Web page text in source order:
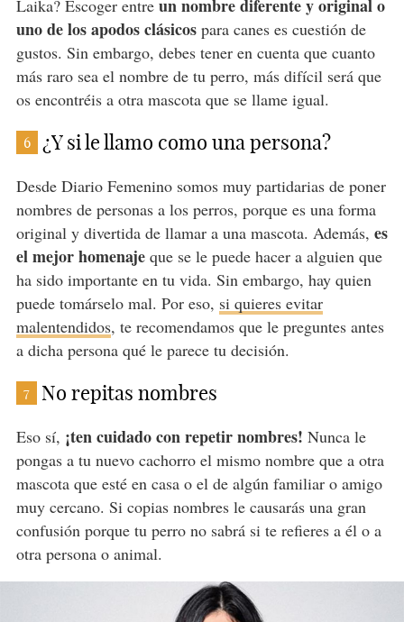
Laika? Escoger entreun nombre diferente y original o
uno de los apodos clásicospara canes es cuestión de
gustos. Sin embargo, debes tener en cuenta que cuanto
más raro sea el nombre de tu perro, más difícil será que
os encontréis a otra mascota que se llame igual.
6 ¿Y si le llamo como una persona?
Desde Diario Femenino somos muy partidarias de poner
nombres de personas a los perros, porque es una forma
original y divertida de llamar a una mascota. Además, es
el mejor homenajeque se le puede hacer a alguien que
ha sido importante en tu vida. Sin embargo, hay quien
puede tomárselo mal. Por eso, si quieres evitar
malentendidos, te recomendamos que le preguntes antes
a dicha persona qué le parece tu decisión.
7 No repitas nombres
Eso sí, ¡ten cuidado con repetir nombres! Nunca le
pongas a tu nuevo cachorro el mismo nombre que a otra
mascota que esté en casa o el de algún familiar o amigo
muy cercano. Si copias nombres le causarás una gran
confusión porque tu perro no sabrá si te refieres a él o a
otra persona o animal.